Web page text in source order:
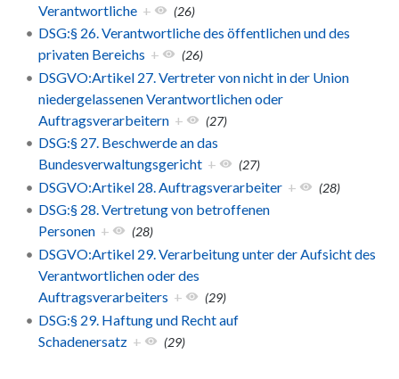
Verantwortliche + (26)
DSG:§ 26. Verantwortliche des öffentlichen und des
privaten Bereichs + (26)
DSGVO:Artikel 27. Vertreter von nicht in der Union
niedergelassenen Verantwortlichen oder
Auftragsverarbeitern + (27)
DSG:§ 27. Beschwerde an das
Bundesverwaltungsgericht + (27)
DSGVO:Artikel 28. Auftragsverarbeiter + (28)
DSG:§ 28. Vertretung von betroffenen
Personen + (28)
DSGVO:Artikel 29. Verarbeitung unter der Aufsicht des
Verantwortlichen oder des
Auftragsverarbeiters + (29)
DSG:§ 29. Haftung und Recht auf
Schadenersatz + (29)